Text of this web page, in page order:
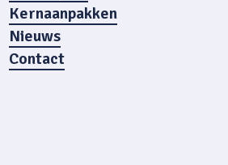
Kernaanpakken
Nieuws
Contact